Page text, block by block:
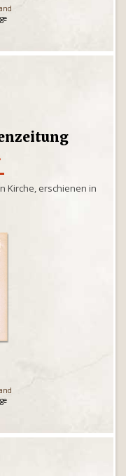
Kirche, erschienen in